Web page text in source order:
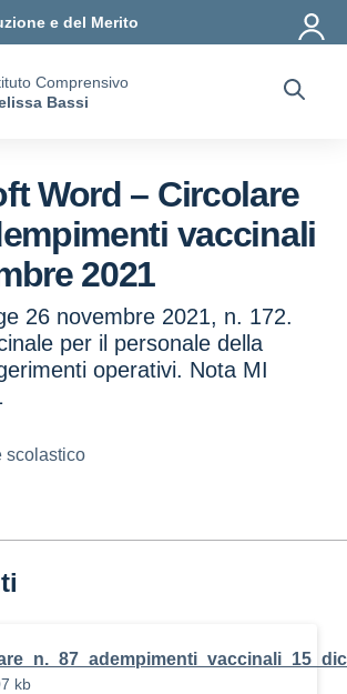
e del Merito
Comprensivo
Bassi
Word – Circolare
vaccinali
2021
26 novembre 2021, n. 172.
per il personale della
operativi. Nota MI
scolastico
kb